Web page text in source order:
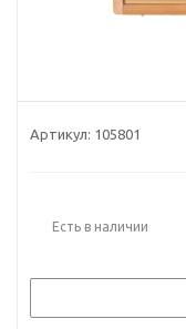
Артикул: 105801
Есть в наличии